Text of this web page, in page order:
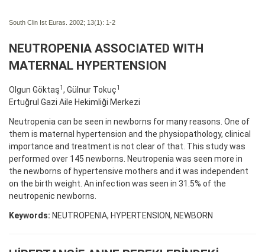
South Clin Ist Euras. 2002; 13(1): 1-2
NEUTROPENIA ASSOCIATED WITH
MATERNAL HYPERTENSION
Olgun Göktaş1, Gülnur Tokuç1
Ertuğrul Gazi Aile Hekimliği Merkezi
Neutropenia can be seen in newborns for many reasons. One of
them is maternal hypertension and the physiopathology, clinical
importance and treatment is not clear of that. This study was
performed over 145 newborns. Neutropenia was seen more in
the newborns of hypertensive mothers and it was independent
on the birth weight. An infection was seen in 31.5% of the
neutropenic newborns.
Keywords: NEUTROPENIA, HYPERTENSION, NEWBORN